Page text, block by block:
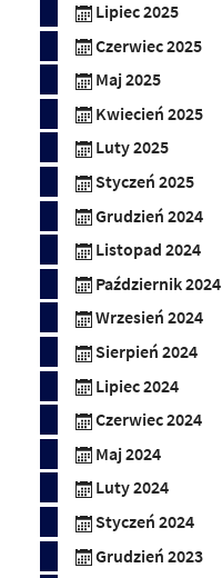
Lipiec 2025
Czerwiec 2025
Maj 2025
Kwiecień 2025
Luty 2025
Styczeń 2025
Grudzień 2024
Listopad 2024
Październik 2024
Wrzesień 2024
Sierpień 2024
Lipiec 2024
Czerwiec 2024
Maj 2024
Luty 2024
Styczeń 2024
Grudzień 2023